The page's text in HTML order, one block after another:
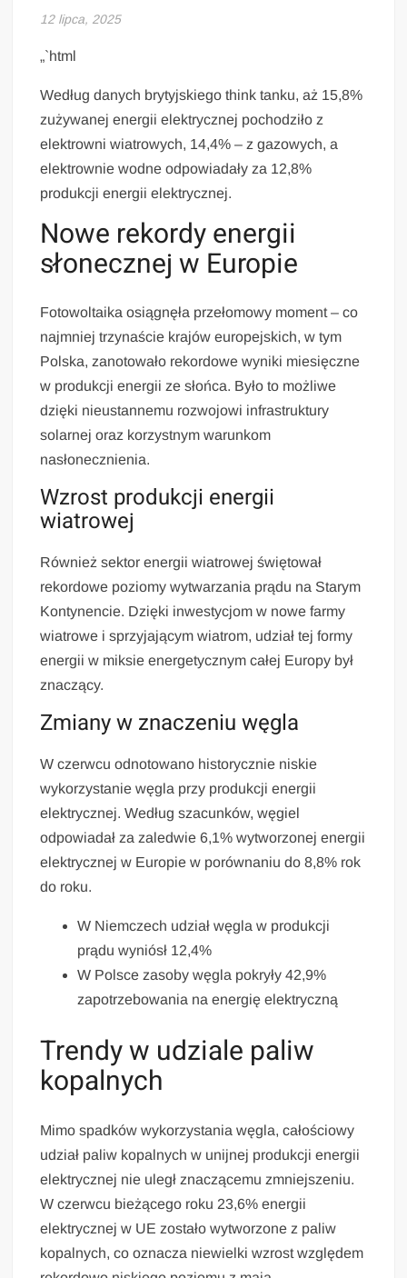
12 lipca, 2025
„`html
Według danych brytyjskiego think tanku, aż 15,8%
zużywanej energii elektrycznej pochodziło z
elektrowni wiatrowych, 14,4% – z gazowych, a
elektrownie wodne odpowiadały za 12,8%
produkcji energii elektrycznej.
Nowe rekordy energii
słonecznej w Europie
Fotowoltaika osiągnęła przełomowy moment – co
najmniej trzynaście krajów europejskich, w tym
Polska, zanotowało rekordowe wyniki miesięczne
w produkcji energii ze słońca. Było to możliwe
dzięki nieustannemu rozwojowi infrastruktury
solarnej oraz korzystnym warunkom
nasłonecznienia.
Wzrost produkcji energii
wiatrowej
Również sektor energii wiatrowej świętował
rekordowe poziomy wytwarzania prądu na Starym
Kontynencie. Dzięki inwestycjom w nowe farmy
wiatrowe i sprzyjającym wiatrom, udział tej formy
energii w miksie energetycznym całej Europy był
znaczący.
Zmiany w znaczeniu węgla
W czerwcu odnotowano historycznie niskie
wykorzystanie węgla przy produkcji energii
elektrycznej. Według szacunków, węgiel
odpowiadał za zaledwie 6,1% wytworzonej energii
elektrycznej w Europie w porównaniu do 8,8% rok
do roku.
W Niemczech udział węgla w produkcji
prądu wyniósł 12,4%
W Polsce zasoby węgla pokryły 42,9%
zapotrzebowania na energię elektryczną
Trendy w udziale paliw
kopalnych
Mimo spadków wykorzystania węgla, całościowy
udział paliw kopalnych w unijnej produkcji energii
elektrycznej nie uległ znaczącemu zmniejszeniu.
W czerwcu bieżącego roku 23,6% energii
elektrycznej w UE zostało wytworzone z paliw
kopalnych, co oznacza niewielki wzrost względem